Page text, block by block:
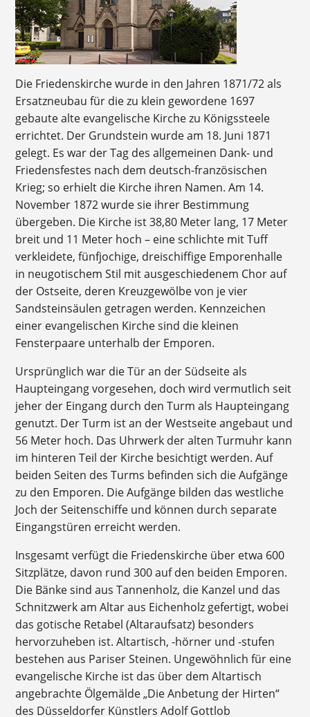
Die Friedenskirche wurde in den Jahren 1871/72 als
Ersatzneubau für die zu klein gewordene 1697
gebaute alte evangelische Kirche zu Königssteele
errichtet. Der Grundstein wurde am 18. Juni 1871
gelegt. Es war der Tag des allgemeinen Dank- und
Friedensfestes nach dem deutsch-französischen
Krieg; so erhielt die Kirche ihren Namen. Am 14.
November 1872 wurde sie ihrer Bestimmung
übergeben. Die Kirche ist 38,80 Meter lang, 17 Meter
breit und 11 Meter hoch – eine schlichte mit Tuff
verkleidete, fünfjochige, dreischiffige Emporenhalle
in neugotischem Stil mit ausgeschiedenem Chor auf
der Ostseite, deren Kreuzgewölbe von je vier
Sandsteinsäulen getragen werden. Kennzeichen
einer evangelischen Kirche sind die kleinen
Fensterpaare unterhalb der Emporen.
Ursprünglich war die Tür an der Südseite als
Haupteingang vorgesehen, doch wird vermutlich seit
jeher der Eingang durch den Turm als Haupteingang
genutzt. Der Turm ist an der Westseite angebaut und
56 Meter hoch. Das Uhrwerk der alten Turmuhr kann
im hinteren Teil der Kirche besichtigt werden. Auf
beiden Seiten des Turms befinden sich die Aufgänge
zu den Emporen. Die Aufgänge bilden das westliche
Joch der Seitenschiffe und können durch separate
Eingangstüren erreicht werden.
Insgesamt verfügt die Friedenskirche über etwa 600
Sitzplätze, davon rund 300 auf den beiden Emporen.
Die Bänke sind aus Tannenholz, die Kanzel und das
Schnitzwerk am Altar aus Eichenholz gefertigt, wobei
das gotische Retabel (Altaraufsatz) besonders
hervorzuheben ist. Altartisch, -hörner und -stufen
bestehen aus Pariser Steinen. Ungewöhnlich für eine
evangelische Kirche ist das über dem Altartisch
angebrachte Ölgemälde „Die Anbetung der Hirten“
des Düsseldorfer Künstlers Adolf Gottlob